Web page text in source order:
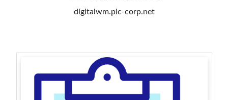
digitalwm.pic-corp.net